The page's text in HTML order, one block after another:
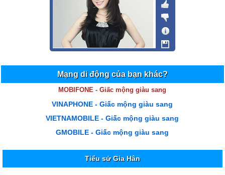
Mạng di động của bạn khác?
MOBIFONE - Giấc mộng giàu sang
VINAPHONE - Giấc mộng giàu sang
VIETNAMOBILE - Giấc mộng giàu sang
GMOBILE - Giấc mộng giàu sang
Tiểu sử Gia Hân